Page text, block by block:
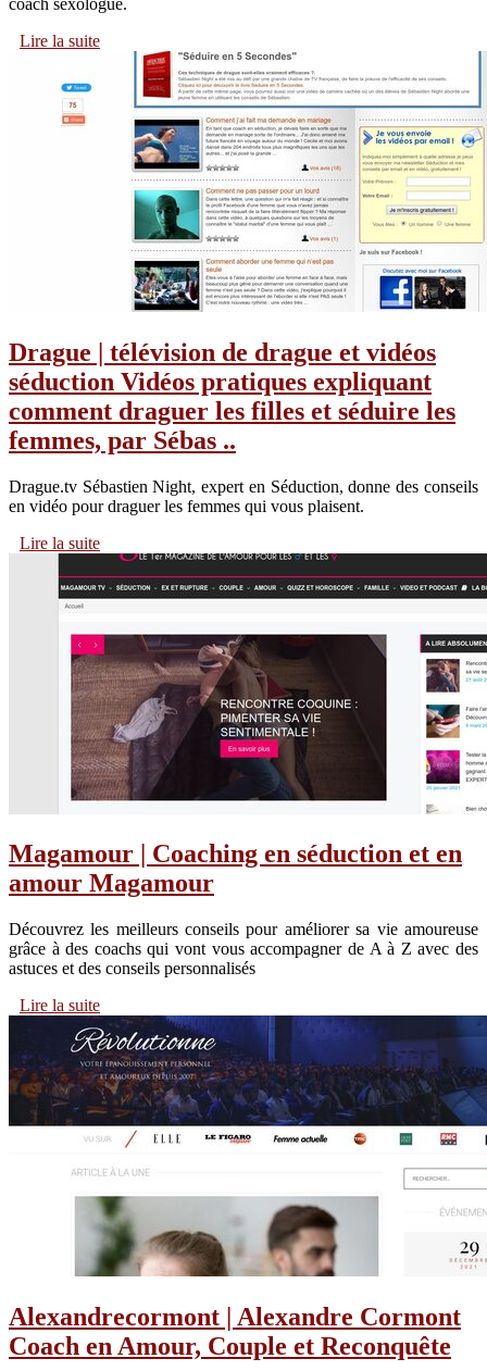
Lire la suite
Drague | télévision de drague et vidéos
séduction Vidéos pratiques expliquant
comment draguer les filles et séduire les
femmes, par Sébas ..
Drague.tv Sébastien Night, expert en Séduction, donne des conseils
en vidéo pour draguer les femmes qui vous plaisent.
Lire la suite
Magamour | Coaching en séduction et en
amour Magamour
Découvrez les meilleurs conseils pour améliorer sa vie amoureuse
grâce à des coachs qui vont vous accompagner de A à Z avec des
astuces et des conseils personnalisés
Lire la suite
Alexandre­cor­mont | Alexandre Cormont
Coach en Amour, Couple et Reconquête